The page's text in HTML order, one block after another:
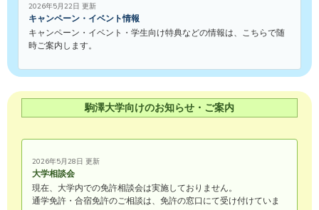
2026年5月22日 更新
キャンペーン・イベント情報
キャンペーン・イベント・学生向け特典などの情報は、こちらで随
時ご案内します。
駒澤大学向けのお知らせ・ご案内
2026年5月28日 更新
大学相談会
現在、大学内での免許相談会は実施しておりません。
通学免許・合宿免許のご相談は、免許の窓口にて受け付けていま